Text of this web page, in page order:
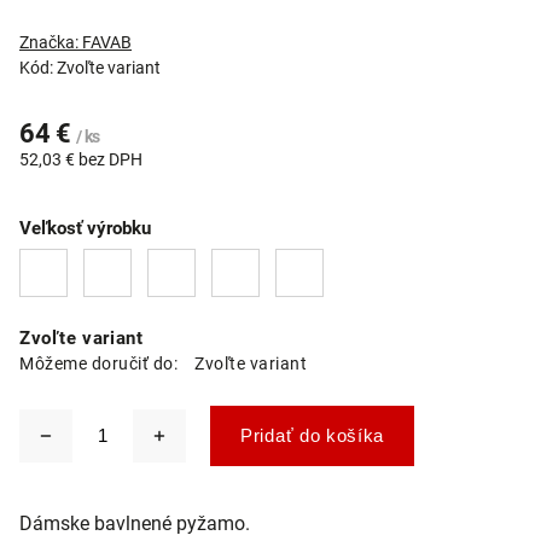
Kód:Zvoľte variant
Značka: FAVAB
64 € / ks
52,03 € bez DPH
Zvoľte variant
Môžeme doručiť do: Zvoľte variant
Veľkosť výrobku
Pridať do košíka
Dámske bavlnené pyžamo.